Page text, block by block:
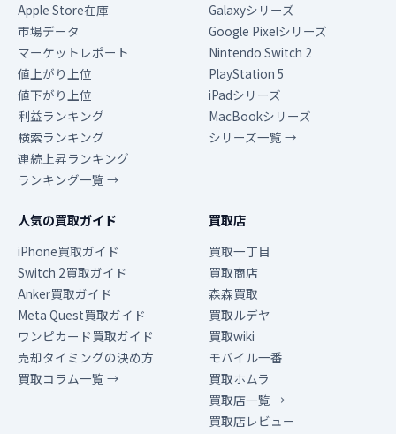
Apple Store在庫
市場データ
マーケットレポート
値上がり上位
値下がり上位
利益ランキング
検索ランキング
連続上昇ランキング
ランキング一覧 →
Galaxyシリーズ
Google Pixelシリーズ
Nintendo Switch 2
PlayStation 5
iPadシリーズ
MacBookシリーズ
シリーズ一覧 →
人気の買取ガイド
iPhone買取ガイド
Switch 2買取ガイド
Anker買取ガイド
Meta Quest買取ガイド
ワンピカード買取ガイド
売却タイミングの決め方
買取コラム一覧 →
買取店
買取一丁目
買取商店
森森買取
買取ルデヤ
買取wiki
モバイル一番
買取ホムラ
買取店一覧 →
買取店レビュー